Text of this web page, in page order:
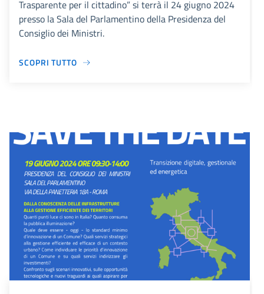
Trasparente per il cittadino” si terrà il 24 giugno 2024
presso la Sala del Parlamentino della Presidenza del
Consiglio dei Ministri.
SCOPRI TUTTO